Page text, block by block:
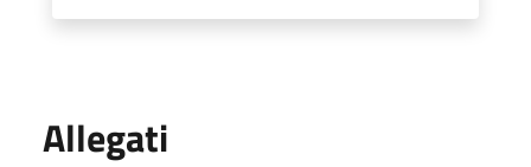
Allegati